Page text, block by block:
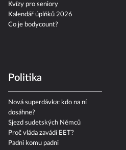
Kvízy pro seniory
Kalendář úplňků 2026
Co je bodycount?
Politika
Nová superdávka: kdo na ní
dosáhne?
Sjezd sudetských Němců
Proč vláda zavádí EET?
Padni komu padni